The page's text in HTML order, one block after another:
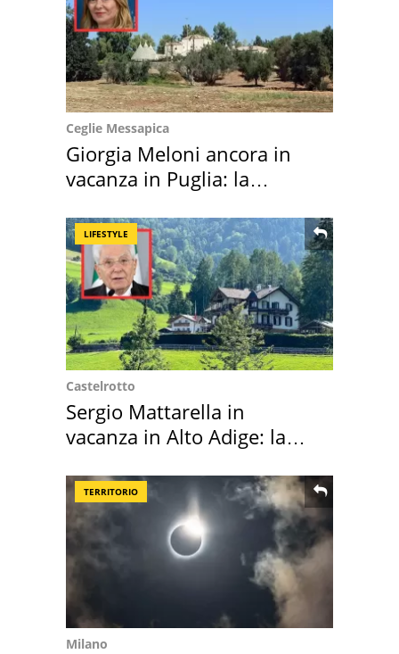
Ceglie Messapica
Giorgia Meloni ancora in
vacanza in Puglia: la
LIFESTYLE
Castelrotto
Sergio Mattarella in
vacanza in Alto Adige: la
TERRITORIO
Milano